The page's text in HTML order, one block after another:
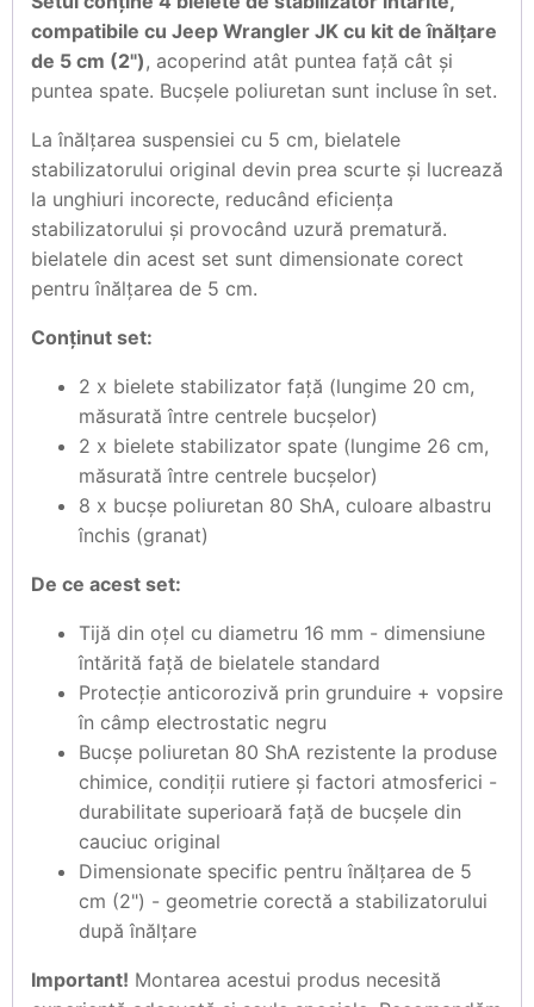
compatibile cu Jeep Wrangler JK cu kit de înălțare
de 5 cm (2"), acoperind atât puntea față cât și
puntea spate. Bucșele poliuretan sunt incluse în set.
La înălțarea suspensiei cu 5 cm, bielatele
stabilizatorului original devin prea scurte și lucrează
la unghiuri incorecte, reducând eficiența
stabilizatorului și provocând uzură prematură.
bielatele din acest set sunt dimensionate corect
pentru înălțarea de 5 cm.
Conținut set:
2 x bielete stabilizator față (lungime 20 cm,
măsurată între centrele bucșelor)
2 x bielete stabilizator spate (lungime 26 cm,
măsurată între centrele bucșelor)
8 x bucșe poliuretan 80 ShA, culoare albastru
închis (granat)
De ce acest set:
Tijă din oțel cu diametru 16 mm - dimensiune
întărită față de bielatele standard
Protecție anticorozivă prin grunduire + vopsire
în câmp electrostatic negru
Bucșe poliuretan 80 ShA rezistente la produse
chimice, condiții rutiere și factori atmosferici -
durabilitate superioară față de bucșele din
cauciuc original
Dimensionate specific pentru înălțarea de 5
cm (2") - geometrie corectă a stabilizatorului
după înălțare
Important! Montarea acestui produs necesită